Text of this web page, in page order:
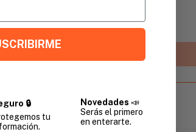
🔒
tu
Novedades📣
Serás el primero
en enterarte.